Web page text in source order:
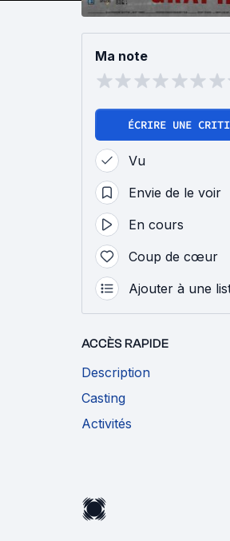
Ma note
ÉCRIRE UNE
Vu
Envie de le voir
En cours
Coup de cœur
Ajouter à une
ACCÈS RAPIDE
Description
Casting
Activités